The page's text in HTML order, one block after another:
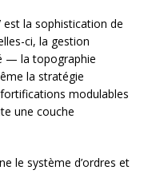
est la sophistication de
ci, la gestion
— la topographie
la stratégie
modulables
une couche
le système d’ordres et